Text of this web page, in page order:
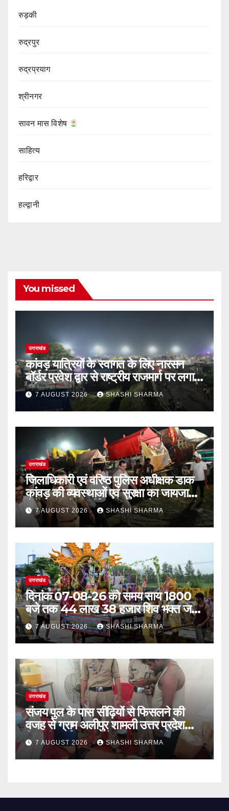
रुड़की
रुद्रपुर
रुद्रप्रयाग
श्रीनगर
सावन मास विशेष
साहित्य
हरिद्वार
हल्द्वानी
You missed
उत्तराखंड
कांवड़ यात्रियों के स्वागत के लिए नारसन
बॉर्डर प्रवेश द्वार से राष्ट्रीय राजमार्ग पर लगाई
गई रंगीन एलईडी लाइटें
7 AUGUST 2026 SHASHI SHARMA
उत्तराखंड
जिलाधिकारी एवं वरिष्ठ पुलिस अधीक्षक डाक
कांवड़ की व्यवस्थाओं एवं सुरक्षा का जायजा
लेने बैरागी कैंप पार्किंग स्थल जीरो ग्राउंड पर
देर रात्रि पहुंचे
7 AUGUST 2026 SHASHI SHARMA
उत्तराखंड
दिनांक 07-08-26 को समय साय 1800
बजे तक 44 लाख 38 हजार शिव भक्त जल
लेकर अपने गंतव्य को प्रस्थान कर चुके
7 AUGUST 2026 SHASHI SHARMA
उत्तराखंड
संजय पुल के पास सीढ़ियों से फिसलने की
वजह से ग्राम अलीपुर शामली उत्तर प्रदेश
निवासी आर्यन कुमार के सर पर गहरी चोट आ
गई
7 AUGUST 2026 SHASHI SHARMA